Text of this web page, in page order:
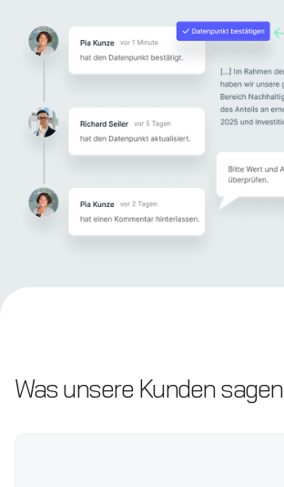
Was unsere Kunden sagen